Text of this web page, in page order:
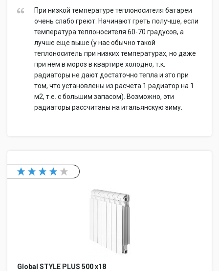
При низкой температуре теплоносителя батареи
очень слабо греют. Начинают греть получше, если
температура теплоносителя 60-70 градусов, а
лучше еще выше (у нас обычно такой
теплоноситель при низких температурах, но даже
при нем в мороз в квартире холодно, т.к.
радиаторы не дают достаточно тепла и это при
том, что установлены из расчета 1 радиатор на 1
м2, т.е. с большим запасом). Возможно, эти
радиаторы рассчитаны на итальянскую зиму.
Global STYLE PLUS 500 x18